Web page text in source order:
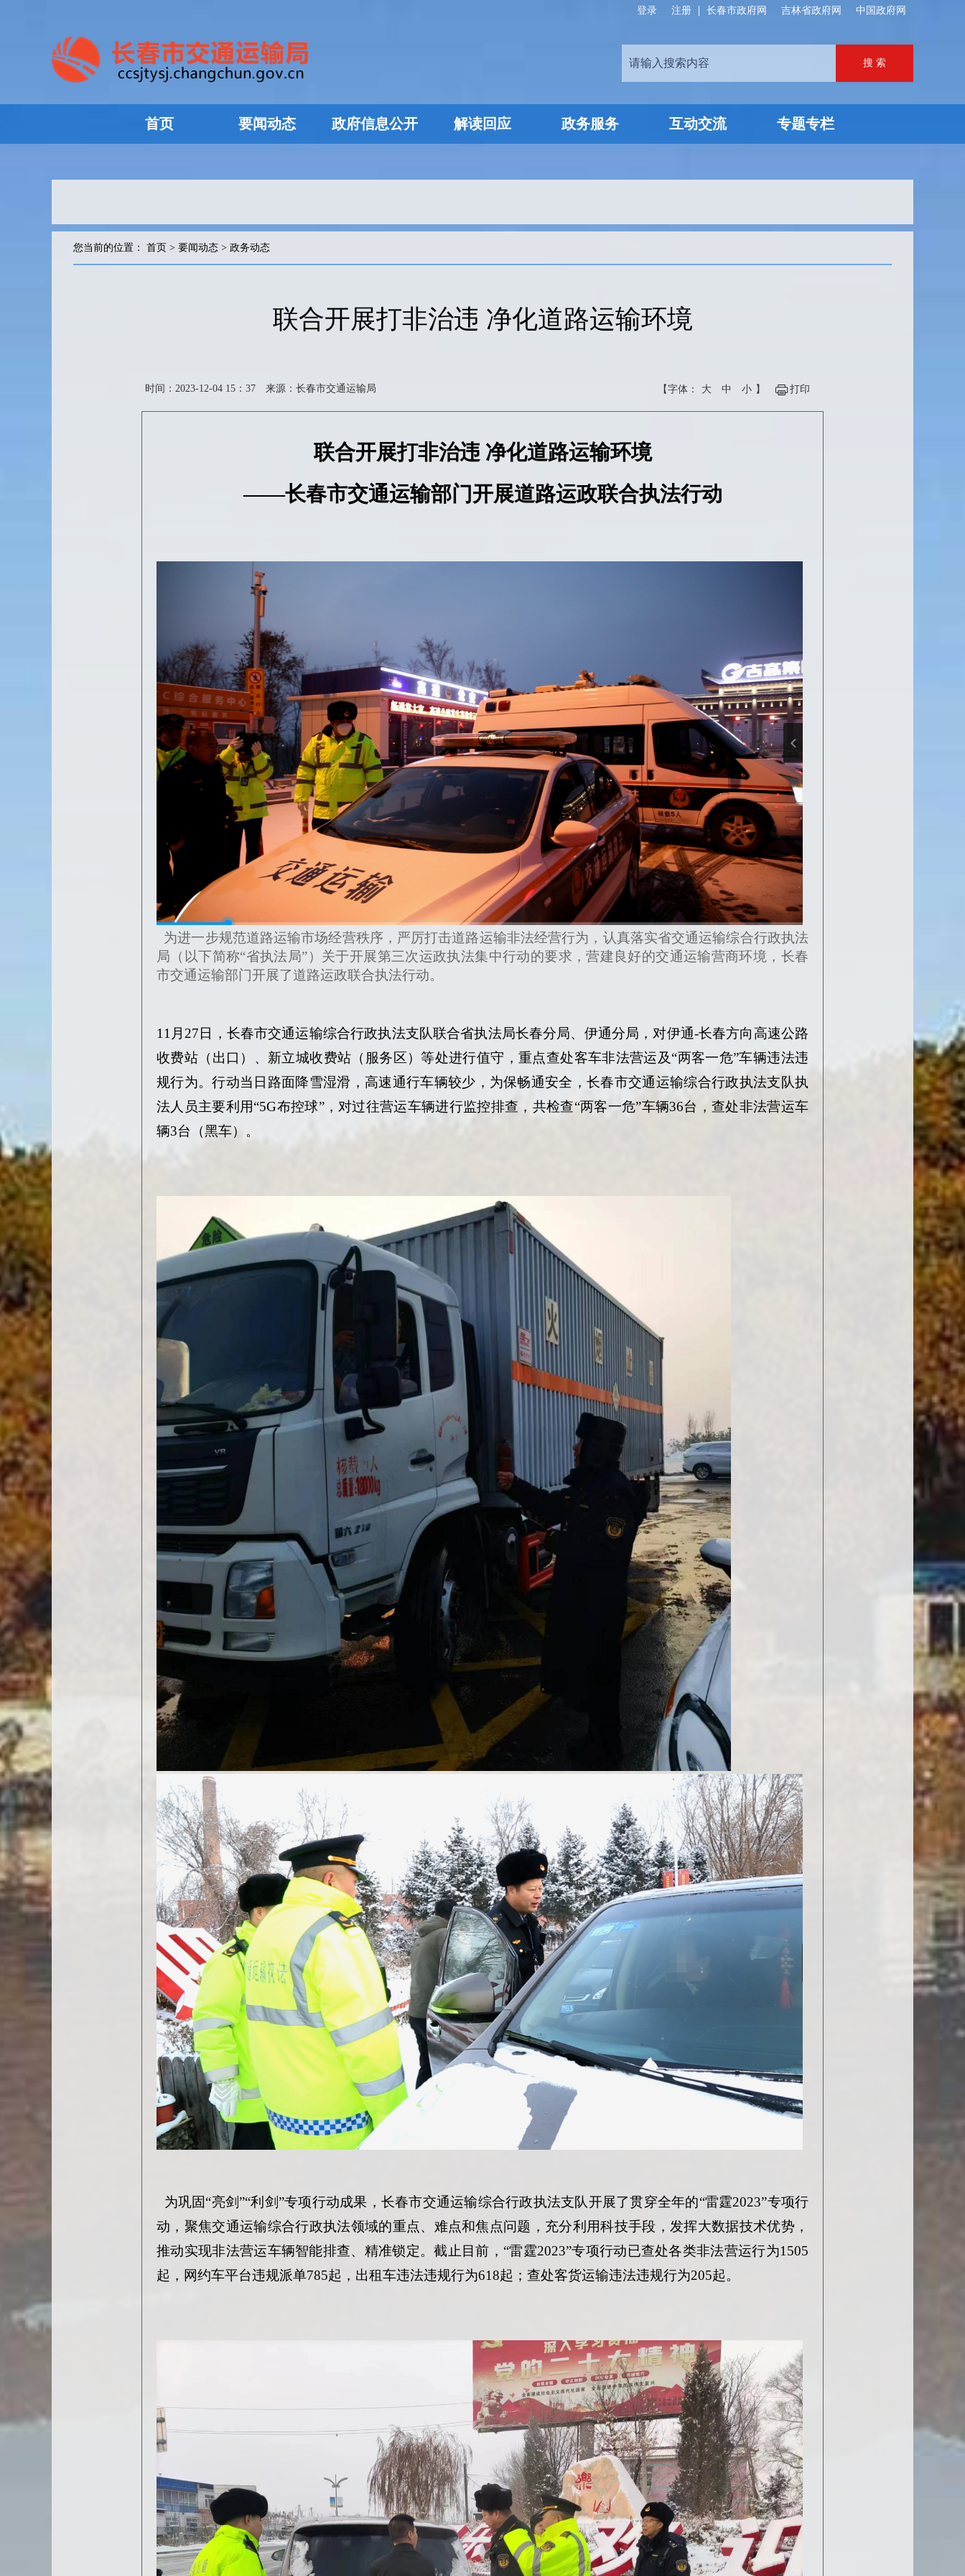
中国政府网
吉林省政府网
长春市政府网
注册
登录
首页 要闻动态 政府信息公开 解读回应 政务服务 互动交流 专题专栏
您当前的位置： 首页 > 要闻动态 > 政务动态
联合开展打非治违 净化道路运输环境
时间：2023-12-04 15：37 来源：长春市交通运输局 【字体： 大 中 小 】 打印
联合开展打非治违 净化道路运输环境
——长春市交通运输部门开展道路运政联合执法行动
为进一步规范道路运输市场经营秩序，严厉打击道路运输非法经营行为，认真落实省交通运输综合行政执法
局（以下简称“省执法局”）关于开展第三次运政执法集中行动的要求，营建良好的交通运输营商环境，长春
市交通运输部门开展了道路运政联合执法行动。
11月27日，长春市交通运输综合行政执法支队联合省执法局长春分局、伊通分局，对伊通-长春方向高速公路
收费站（出口）、新立城收费站（服务区）等处进行值守， 重点查处客车非法营运及“两客一危”车辆违法违
规行为。行动当日 路面降雪湿滑，高速通行车辆较少，为保畅通安全，长春市交通运输综合行政执法支队执
法人员主要利用“5G布控球”，对过往营运车辆进行监控排查，共检查“两客一危”车辆36台，查处非法营运车
辆3台（黑车）。
为巩固“亮剑”“利剑”专项行动成果，长春市交通运输综合行政执法支队开展了贯穿全年的“雷霆2023”专项行
动，聚焦交通运输综合行政执法领域的重点、难点和焦点问题，充分利用科技手段，发挥大数据技术优势，
推动实现非法营运车辆智能排查、精准锁定。截止目前， “雷霆2023”专项行动已查处各类非法营运行为1505
起，网约车平台违规派单785起，出租车违法违规行为618起；查处客货运输违法违规行为205起。